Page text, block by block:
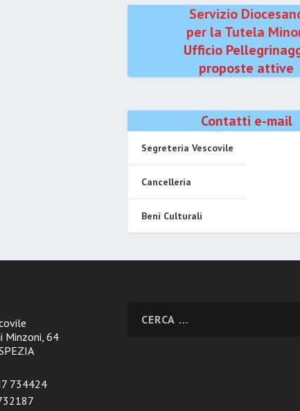
Servizio
per la Tutela
Ufficio
proposte attive
Contatti e-mail
Segreteria Vescovile
Cancelleria
Beni Culturali
Minzoni, 64
734424